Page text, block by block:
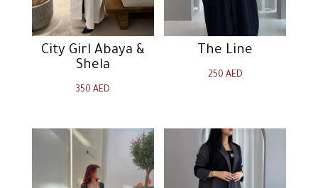
The Line
250 AED
City Girl Abaya &
Shela
350AED